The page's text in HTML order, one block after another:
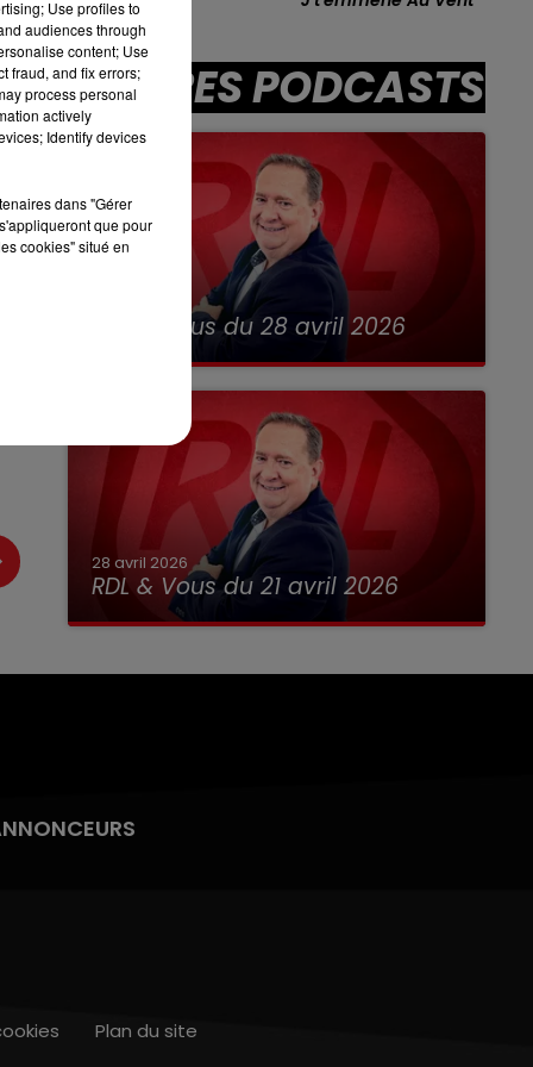
DEBOUT C'EST L'HEURE
AUTRES PODCASTS
RDL & Vous du 28 avril 2026
28 avril 2026
RDL & Vous du 21 avril 2026
Plan du site
Use profiles to
audiences through
content; Use
fraud, and fix errors;
process personal
actively
Identify devices
dans "Gérer
que pour
cookies" situé en